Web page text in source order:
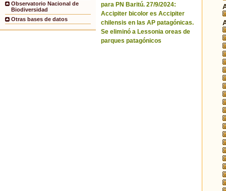
Observatorio Nacional de
Biodiversidad
Otras bases de datos
para PN Baritú. 27/9/2024:
Accipiter bicolor es Accipiter
chilensis en las AP patagónicas.
Se eliminó a Lessonia oreas de
parques patagónicos